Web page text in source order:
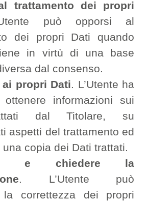
trattamento dei propri
può opporsi al
dei propri Dati quando
in virtù di una base
dal consenso.
ai propri Dati. L’Utente ha
informazioni sui
dal Titolare, su
aspetti del trattamento ed
copia dei Dati trattati.
e chiedere la
. L’Utente può
la correttezza dei propri